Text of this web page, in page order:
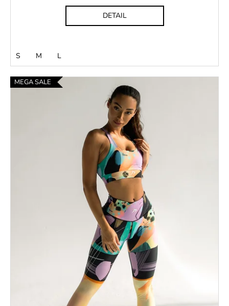
DETAIL
S M L
MEGA SALE